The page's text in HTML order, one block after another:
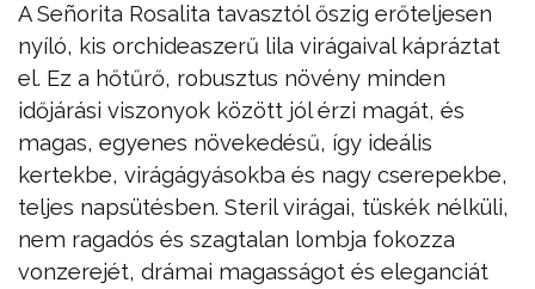
A Señorita Rosalita tavasztól őszig erőteljesen
nyíló, kis orchideaszerű lila virágaival kápráztat
el. Ez a hőtűrő, robusztus növény minden
időjárási viszonyok között jól érzi magát, és
magas, egyenes növekedésű, így ideális
kertekbe, virágágyásokba és nagy cserepekbe,
teljes napsütésben. Steril virágai, tüskék nélküli,
nem ragadós és szagtalan lombja fokozza
vonzerejét, drámai magasságot és eleganciát